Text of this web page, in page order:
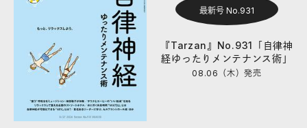
最新号 No.931
『Tarzan』No.931「自律神
経ゆったりメンテナンス術」
08.06（木）発売